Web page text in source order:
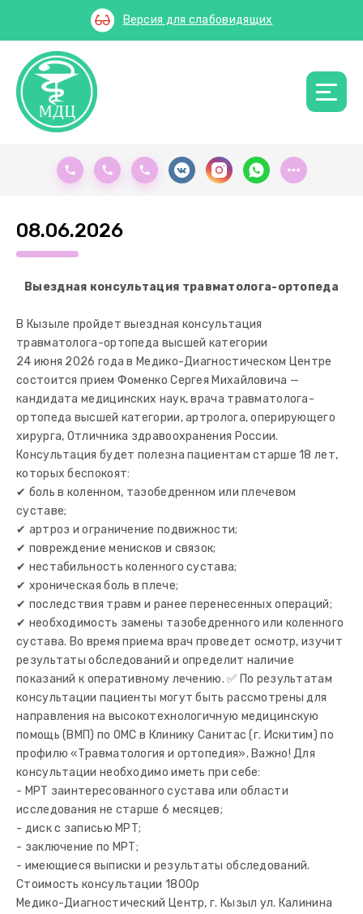
Версия для слабовидящих
08.06.2026
Выездная консультация травматолога-ортопеда
В Кызыле пройдет выездная консультация
травматолога-ортопеда высшей категории
24 июня 2026 года в Медико-Диагностическом Центре
состоится прием Фоменко Сергея Михайловича —
кандидата медицинских наук, врача травматолога-
ортопеда высшей категории, артролога, оперирующего
хирурга, Отличника здравоохранения России.
Консультация будет полезна пациентам старше 18 лет,
которых беспокоят:
✔ боль в коленном, тазобедренном или плечевом
суставе;
✔ артроз и ограничение подвижности;
✔ повреждение менисков и связок;
✔ нестабильность коленного сустава;
✔ хроническая боль в плече;
✔ последствия травм и ранее перенесенных операций;
✔ необходимость замены тазобедренного или коленного
сустава. Во время приема врач проведет осмотр, изучит
результаты обследований и определит наличие
показаний к оперативному лечению. ✅ По результатам
консультации пациенты могут быть рассмотрены для
направления на высокотехнологичную медицинскую
помощь (ВМП) по ОМС в Клинику Санитас (г. Искитим) по
профилю «Травматология и ортопедия». Важно! Для
консультации необходимо иметь при себе:
- МРТ заинтересованного сустава или области
исследования не старше 6 месяцев;
- диск с записью МРТ;
- заключение по МРТ;
- имеющиеся выписки и результаты обследований.
Стоимость консультации 1800р
Медико-Диагностический Центр, г. Кызыл ул. Калинина